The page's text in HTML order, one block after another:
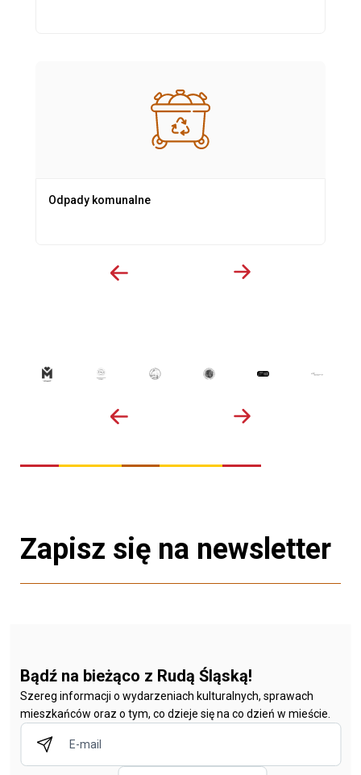
Odpady komunalne
Zapisz się na newsletter
Bądź na bieżąco z Rudą Śląską!
Szereg informacji o wydarzeniach kulturalnych, sprawach
mieszkańców oraz o tym, co dzieje się na co dzień w mieście.